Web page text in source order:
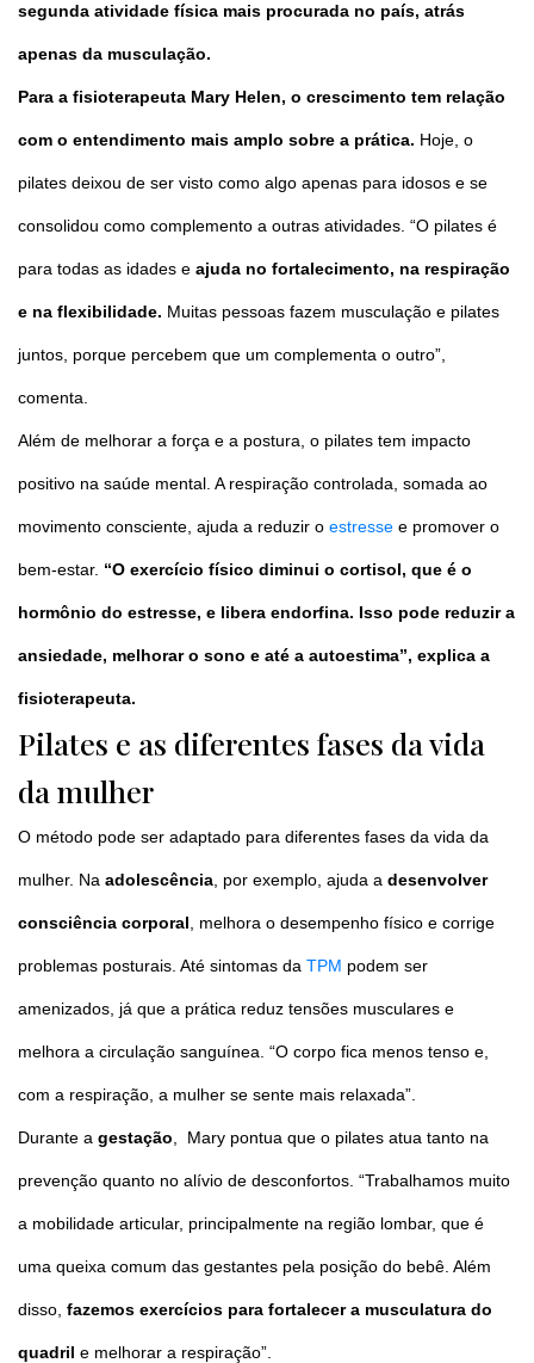
segunda atividade física mais procurada no país, atrás
apenas da musculação.
Para a fisioterapeuta Mary Helen, o crescimento tem relação
com o entendimento mais amplo sobre a prática. Hoje, o
pilates deixou de ser visto como algo apenas para idosos e se
consolidou como complemento a outras atividades. “O pilates é
para todas as idades e ajuda no fortalecimento, na respiração
e na flexibilidade. Muitas pessoas fazem musculação e pilates
juntos, porque percebem que um complementa o outro”,
comenta.
Além de melhorar a força e a postura, o pilates tem impacto
positivo na saúde mental. A respiração controlada, somada ao
movimento consciente, ajuda a reduzir o estresse e promover o
bem-estar. “O exercício físico diminui o cortisol, que é o
hormônio do estresse, e libera endorfina. Isso pode reduzir a
ansiedade, melhorar o sono e até a autoestima”, explica a
fisioterapeuta.
Pilates e as diferentes fases da vida
da mulher
O método pode ser adaptado para diferentes fases da vida da
mulher. Na adolescência , por exemplo, ajuda a desenvolver
consciência corporal , melhora o desempenho físico e corrige
problemas posturais. Até sintomas da TPM podem ser
amenizados, já que a prática reduz tensões musculares e
melhora a circulação sanguínea. “O corpo fica menos tenso e,
com a respiração, a mulher se sente mais relaxada”.
Durante a gestação , Mary pontua que o pilates atua tanto na
prevenção quanto no alívio de desconfortos. “Trabalhamos muito
a mobilidade articular, principalmente na região lombar, que é
uma queixa comum das gestantes pela posição do bebê. Além
disso, fazemos exercícios para fortalecer a musculatura do
quadril e melhorar a respiração”.